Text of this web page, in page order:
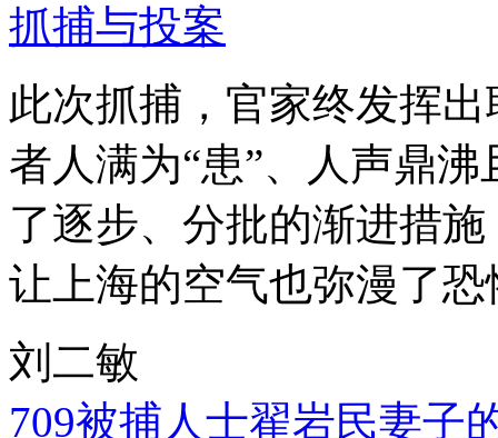
抓捕与投案
此次抓捕，官家终发挥
者人满为“患”、人声鼎
了逐步、分批的渐进措
让上海的空气也弥漫了
刘二敏
709被捕人士翟岩民妻子